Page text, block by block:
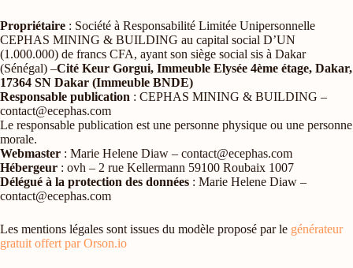
Propriétaire : Société à Responsabilité Limitée Unipersonnelle
CEPHAS MINING & BUILDING au capital social D’UN
(1.000.000) de francs CFA, ayant son siège social sis à Dakar
(Sénégal) –Cité Keur Gorgui, Immeuble Elysée 4ème étage, Dakar,
17364 SN Dakar (Immeuble BNDE)
Responsable publication : CEPHAS MINING & BUILDING –
contact@ecephas.com
Le responsable publication est une personne physique ou une personne
morale.
Webmaster : Marie Helene Diaw – contact@ecephas.com
Hébergeur : ovh – 2 rue Kellermann 59100 Roubaix 1007
Délégué à la protection des données : Marie Helene Diaw –
contact@ecephas.com
Les mentions légales sont issues du modèle proposé par le générateur
gratuit offert par Orson.io